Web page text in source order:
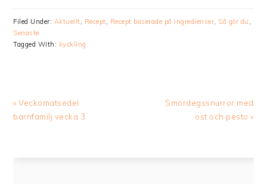
Filed Under: Aktuellt, Recept, Recept baserade på ingredienser, Så gör du ,
Senaste
Tagged With: kyckling
Previous
Post:
« Veckomatsedel
barnfamilj vecka 3
Next
Smördegssnurror med
ost och pesto »